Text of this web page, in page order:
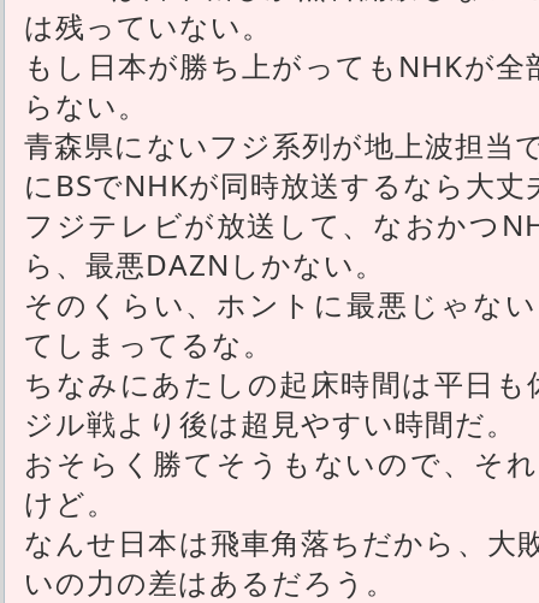
は残っていない。
もし日本が勝ち上がってもNHKが
らない。
青森県にないフジ系列が地上波担当
にBSでNHKが同時放送するなら大丈
フジテレビが放送して、なおかつ
ら、最悪DAZNしかない。
そのくらい、ホントに最悪じゃな
てしまってるな。
ちなみにあたしの起床時間は平日
ジル戦より後は超見やすい時間だ。
おそらく勝てそうもないので、そ
けど。
なんせ日本は飛車角落ちだから、大
いの力の差はあるだろう。